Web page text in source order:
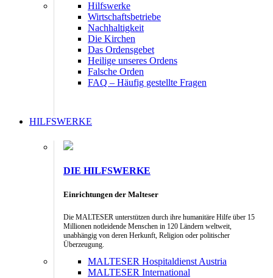
Hilfswerke
Wirtschaftsbetriebe
Nachhaltigkeit
Die Kirchen
Das Ordensgebet
Heilige unseres Ordens
Falsche Orden
FAQ – Häufig gestellte Fragen
HILFSWERKE
DIE HILFSWERKE
Einrichtungen der Malteser
Die MALTESER unterstützen durch ihre humanitäre Hilfe über 15
Millionen notleidende Menschen in 120 Ländern weltweit,
unabhängig von deren Herkunft, Religion oder politischer
Überzeugung.
MALTESER Hospitaldienst Austria
MALTESER International